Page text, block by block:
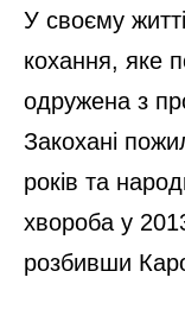
У своєму
кохання, яке
одружена з
Закохані
років та
хвороба у
розбивши